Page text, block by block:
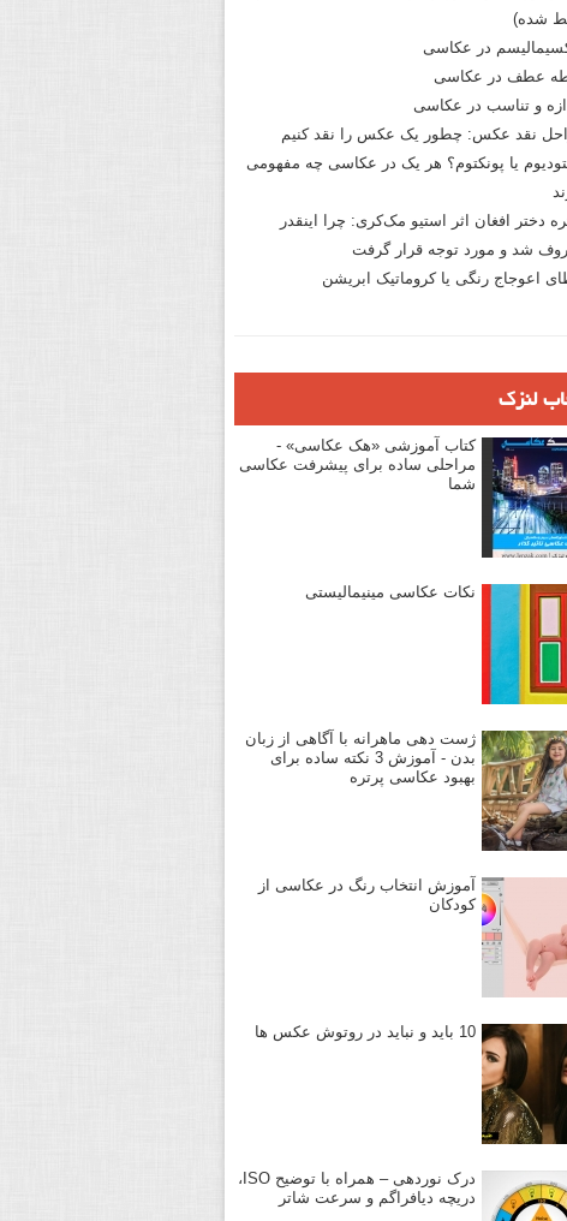
شده)
در عکاسی
عطف در عکاسی
و تناسب در عکاسی
نقد عکس: چطور یک عکس را نقد کنیم
یا پونکتوم؟ هر یک در عکاسی چه مفهومی
دختر افغان اثر استیو مک‌کری: چرا اینقدر
شد و مورد توجه قرار گرفت
اعوجاج رنگی یا کروماتیک ابریشن
لنزک
کتاب آموزشی «هک عکاسی» -
مراحلی ساده برای پیشرفت عکاسی
شما
نکات عکاسی مینیمالیستی
ژست دهی ماهرانه با آگاهی از زبان
بدن - آموزش 3 نکته ساده برای
بهبود عکاسی پرتره
آموزش انتخاب رنگ در عکاسی از
کودکان
10 باید و نباید در روتوش عکس ها
درک نوردهی – همراه با توضیح ISO،
دریچه دیافراگم و سرعت شاتر